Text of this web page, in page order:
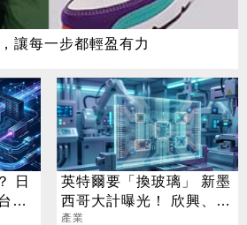
讓每一步都輕盈有力
日
廠
英特爾要「換玻璃」 新墨
西哥大計曝光！ 欣興、宸
鴻已全面卡位
產業